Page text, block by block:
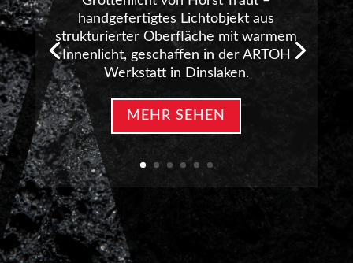
handgefertigtes Lichtobjekt aus
strukturierter Oberfläche mit warmem
Innenlicht, geschaffen in der ARTOH
Werkstatt in Dinslaken.
MEHR SEHEN